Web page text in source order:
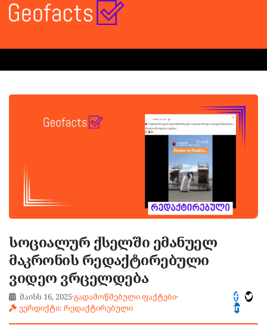
სოციალურ ქსელში ემანუელ
მაკრონის რედაქტირებული
ვიდეო ვრცელდება
მაისს 16, 2025·გადამოწმებული ფაქტები·
ვერდიქტი: რედაქტირებული